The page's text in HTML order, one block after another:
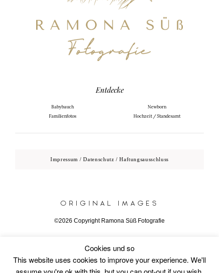
Entdecke
Babybauch
Newborn
Familienfotos
Hochzeit / Standesamt
Impressum / Datenschutz / Haftungsausschluss
©2026 Copyright Ramona Süß Fotografie
ORIGINAL IMAGES
Cookies und so
This website uses cookies to improve your experience. We'll
Wenn Sie dieses eingebetete Video auf dieser Seite sehen